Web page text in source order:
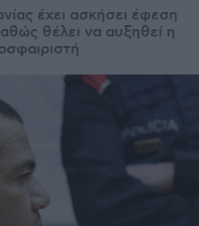
έχει ασκήσει έφεση
θέλει να αυξηθεί η